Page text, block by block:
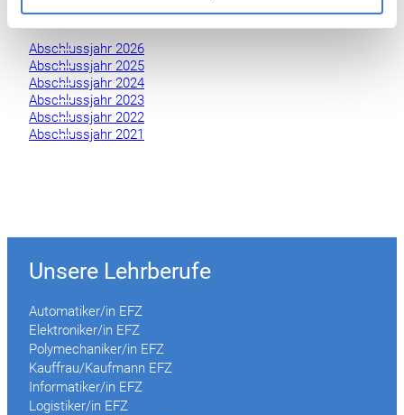
Abschlussjahr 2026
Abschlussjahr 2025
Abschlussjahr 2024
Abschlussjahr 2023
Abschlussjahr 2022
Abschlussjahr 2021
Unsere Lehrberufe
Automatiker/in EFZ
Elektroniker/in EFZ
Polymechaniker/in EFZ
Kauffrau/Kaufmann EFZ
Informatiker/in EFZ
Logistiker/in EFZ